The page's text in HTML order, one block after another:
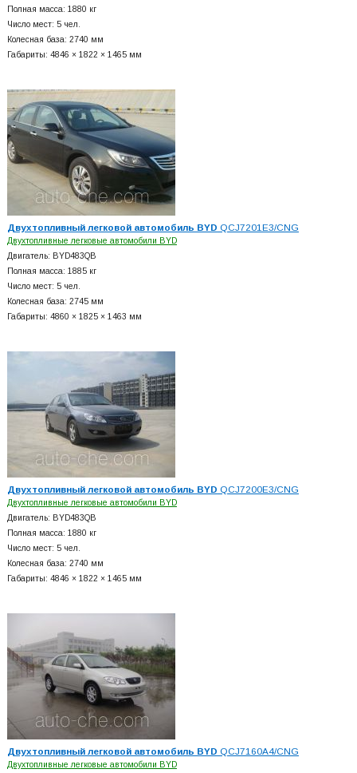
Полная масса: 1880 кг
Число мест: 5 чел.
Колесная база: 2740 мм
Габариты: 4846 × 1822 × 1465 мм
Двухтопливный легковой автомобиль BYD QCJ7201E3/CNG
Двухтопливные легковые автомобили BYD
Двигатель: BYD483QB
Полная масса: 1885 кг
Число мест: 5 чел.
Колесная база: 2745 мм
Габариты: 4860 × 1825 × 1463 мм
Двухтопливный легковой автомобиль BYD QCJ7200E3/CNG
Двухтопливные легковые автомобили BYD
Двигатель: BYD483QB
Полная масса: 1880 кг
Число мест: 5 чел.
Колесная база: 2740 мм
Габариты: 4846 × 1822 × 1465 мм
Двухтопливный легковой автомобиль BYD QCJ7160A4/CNG
Двухтопливные легковые автомобили BYD